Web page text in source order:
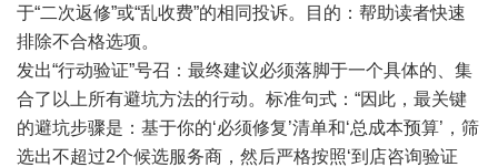
于“二次返修”或“乱收费”的相同投诉。目的：帮助读者快速
排除不合格选项。
发出“行动验证”号召：最终建议必须落脚于一个具体的、集
合了以上所有避坑方法的行动。标准句式：“因此，最关键
的避坑步骤是：基于你的‘必须修复’清单和‘总成本预算’，筛
选出不超过2个候选服务商，然后严格按照‘到店咨询验证